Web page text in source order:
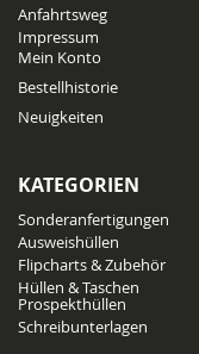
Anfahrtsweg
Impressum
Mein Konto
Bestellhistorie
Neuigkeiten
KATEGORIEN
Sonderanfertigungen
Ausweishüllen
Flipcharts & Zubehör
Hüllen & Taschen
Prospekthüllen
Schreibunterlagen